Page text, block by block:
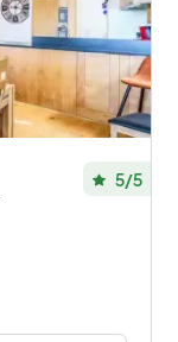
5/5